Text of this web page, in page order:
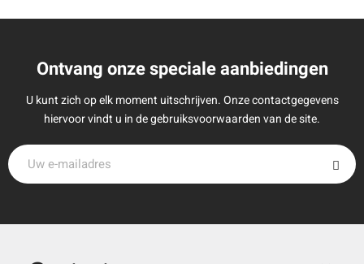
Ontvang onze speciale aanbiedingen
U kunt zich op elk moment uitschrijven. Onze contactgegevens
hiervoor vindt u in de gebruiksvoorwaarden van de site.